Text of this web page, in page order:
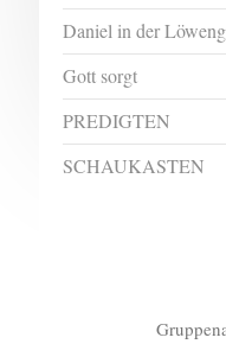
Daniel in der
Gott sorgt
PREDIGTEN
SCHAUKASTEN